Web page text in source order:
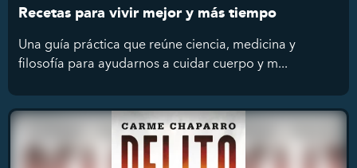
Recetas para vivir mejor y más tiempo
Una guía práctica que reúne ciencia, medicina y
filosofía para ayudarnos a cuidar cuerpo y m...